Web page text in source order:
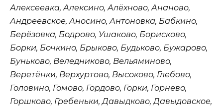
Алексеевка, Алексино, Алёхново, Ананово,
Андреевское, Аносино, Антоновка, Бабкино,
Берёзовка, Бодрово, Ушаково, Борисково,
Борки, Бочкино, Брыково, Будьково, Бужарово,
Буньково, Веледниково, Вельяминово,
Веретёнки, Верхуртово, Высоково, Глебово,
Головино, Гомово, Гордово, Горки, Горнево,
Горшково, Гребеньки, Давыдково, Давыдовское,